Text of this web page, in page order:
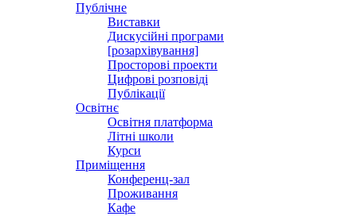
Публічне
Виставки
Дискусійні програми
[розархівування]
Просторові проекти
Цифрові розповіді
Публікації
Освітнє
Освітня платформа
Літні школи
Курси
Приміщення
Конференц-зал
Проживання
Кафе